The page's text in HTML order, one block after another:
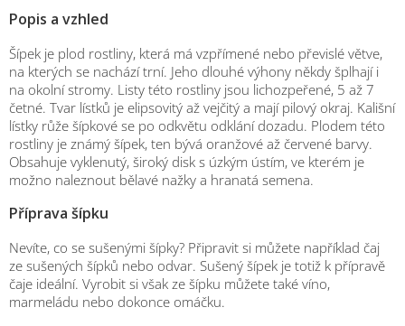
Popis a vzhled
Šípek je plod rostliny, která má vzpřímené nebo převislé větve,
na kterých se nachází trní. Jeho dlouhé výhony někdy šplhají i
na okolní stromy. Listy této rostliny jsou lichozpeřené, 5 až 7
četné. Tvar lístků je elipsovitý až vejčitý a mají pilový okraj. Kališní
lístky růže šípkové se po odkvětu odklání dozadu. Plodem této
rostliny je známý šípek, ten bývá oranžové až červené barvy.
Obsahuje vyklenutý, široký disk s úzkým ústím, ve kterém je
možno naleznout bělavé nažky a hranatá semena.
Příprava šípku
Nevíte, co se sušenými šípky? Připravit si můžete například čaj
ze sušených šípků nebo odvar. Sušený šípek je totiž k přípravě
čaje ideální. Vyrobit si však ze šípku můžete také víno,
marmeládu nebo dokonce omáčku.